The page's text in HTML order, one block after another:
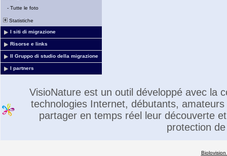
- Tutte le foto
Statistiche
I siti di migrazione
Risorse e links
Il Gruppo di studio della migrazione
I partners
VisioNature est un outil développé avec la
technologies Internet, débutants,
partager en temps réel leur découverte
protection
Biolovision